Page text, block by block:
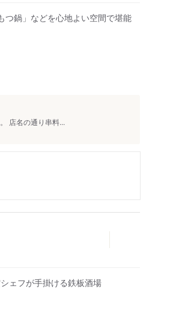
鍋」などを心地よい空間で堪能
店名の通り串料...
ェフが手掛ける鉄板酒場